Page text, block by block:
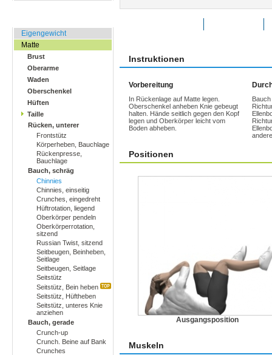
Eigengewicht
Matte
Brust
Oberarme
Waden
Oberschenkel
Hüften
Taille
Rücken, unterer
Frontstütz
Körperheben, Bauchlage
Rückenpresse,
Bauchlage
Bauch, schräg
Chinnies
Chinnies, einseitig
Crunches, eingedreht
Hüftrotation, liegend
Oberkörper pendeln
Oberkörperrotation,
sitzend
Russian Twist, sitzend
Seitbeugen, Beinheben,
Seitlage
Seitbeugen, Seitlage
Seitstütz
Seitstütz, Bein heben
Seitstütz, Hüftheben
Seitstütz, unteres Knie
anziehen
Bauch, gerade
Crunch-up
Crunch. Beine auf Bank
Crunches
Instruktionen
Vorbereitung
In Rückenlage auf Matte legen.
Oberschenkel anheben Knie gebeugt
halten. Hände seitlich gegen den Kopf
legen und Oberkörper leicht vom
Boden abheben.
Positionen
Ausgangsposition
Muskeln